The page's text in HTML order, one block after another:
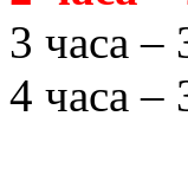
3 часа –
4 часа –